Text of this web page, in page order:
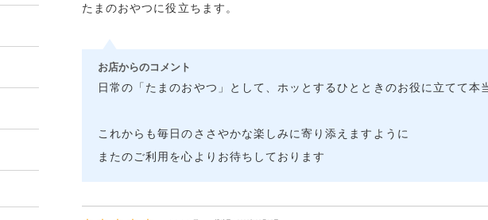
たまのおやつに役立ちます。
お店からのコメント
日常の「たまのおやつ」として、ホッとするひとときのお役に立てて本
これからも毎日のささやかな楽しみに寄り添えますように
またのご利用を心よりお待ちしております